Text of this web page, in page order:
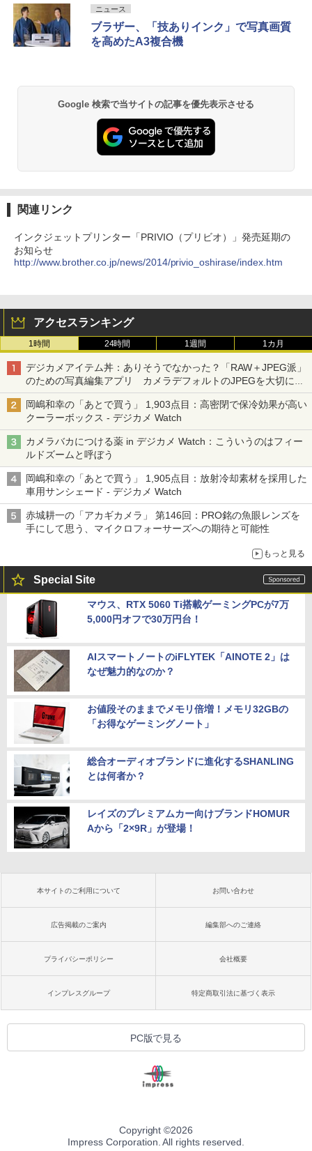
ニュース
ブラザー、「技ありインク」で写真画質
を高めたA3複合機
Google 検索で当サイトの記事を優先表示させる
関連リンク
インクジェットプリンター「PRIVIO（プリビオ）」発売延期の
お知らせ
http://www.brother.co.jp/news/2014/privio_oshirase/index.htm
アクセスランキング
1時間 24時間 1週間 1カ月
デジカメアイテム丼：ありそうでなかった？「RAW＋JPEG派」
のための写真編集アプリ カメラデフォルトのJPEGを大切にす
る「Filmator」
岡嶋和幸の「あとで買う」 1,903点目：高密閉で保冷効果が高い
クーラーボックス - デジカメ Watch
カメラバカにつける薬 in デジカメ Watch：こういうのはフィー
ルドズームと呼ぼう
岡嶋和幸の「あとで買う」 1,905点目：放射冷却素材を採用した
車用サンシェード - デジカメ Watch
赤城耕一の「アカギカメラ」 第146回：PRO銘の魚眼レンズを
手にして思う、マイクロフォーサーズへの期待と可能性
もっと見る
Special Site
マウス、RTX 5060 Ti搭載ゲーミングPCが7万
5,000円オフで30万円台！
AIスマートノートのiFLYTEK「AINOTE 2」は
なぜ魅力的なのか？
お値段そのままでメモリ倍増！メモリ32GBの
「お得なゲーミングノート」
総合オーディオブランドに進化するSHANLING
とは何者か？
レイズのプレミアムカー向けブランドHOMUR
Aから「2×9R」が登場！
本サイトのご利用について お問い合わせ
広告掲載のご案内 編集部へのご連絡
プライバシーポリシー 会社概要
インプレスグループ 特定商取引法に基づく表示
PC版で見る
Copyright ©2026
Impress Corporation. All rights reserved.